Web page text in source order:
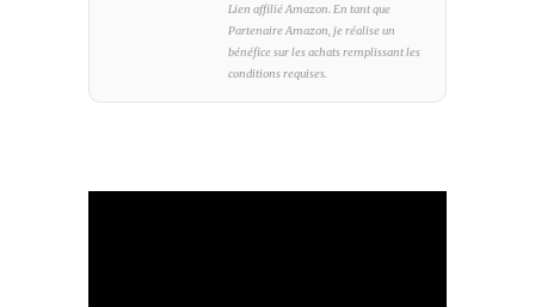
Lien affilié Amazon. En tant que
Partenaire Amazon, je réalise un
bénéfice sur les achats remplissant les
conditions requises.